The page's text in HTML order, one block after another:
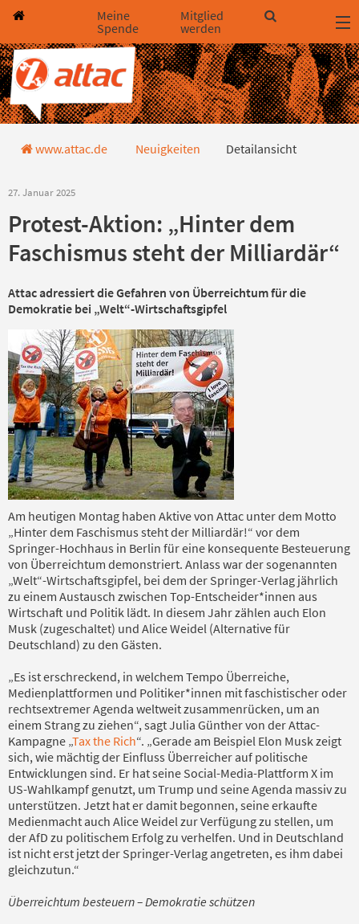
Direkt zum Hauptinhalt springen
Direkt zur Haupt-Navigation springen
Direkt zur Service-Navigation springen
Direkt zur Footer-Navigation springen
Direkt zum Footerinhalt springen
Meine
Spende
Mitglied
werden
Detailansicht
www.attac.de Neuigkeiten Detailansicht
27. Januar 2025
Protest-Aktion: „Hinter dem
Faschismus steht der Milliardär“
Attac adressiert die Gefahren von Überreichtum für die
Demokratie bei „Welt“-Wirtschaftsgipfel
Am heutigen Montag haben Aktive von Attac unter dem Motto
„Hinter dem Faschismus steht der Milliardär!“ vor dem
Springer-Hochhaus in Berlin für eine konsequente Besteuerung
von Überreichtum demonstriert. Anlass war der sogenannten
„Welt“-Wirtschaftsgipfel, bei dem der Springer-Verlag jährlich
zu einem Austausch zwischen Top-Entscheider*innen aus
Wirtschaft und Politik lädt. In diesem Jahr zählen auch Elon
Musk (zugeschaltet) und Alice Weidel (Alternative für
Deutschland) zu den Gästen.
„Es ist erschreckend, in welchem Tempo Überreiche,
Medienplattformen und Politiker*innen mit faschistischer oder
rechtsextremer Agenda weltweit zusammenrücken, um an
einem Strang zu ziehen“, sagt Julia Günther von der Attac-
Kampagne „Tax the Rich“. „Gerade am Beispiel Elon Musk zeigt
sich, wie mächtig der Einfluss Überreicher auf politische
Entwicklungen sind. Er hat seine Social-Media-Plattform X im
US-Wahlkampf genutzt, um Trump und seine Agenda massiv zu
unterstützen. Jetzt hat er damit begonnen, seine erkaufte
Medienmacht auch Alice Weidel zur Verfügung zu stellen, um
der AfD zu politischem Erfolg zu verhelfen. Und in Deutschland
ist nicht erst jetzt der Springer-Verlag angetreten, es ihm dabei
gleichzutun.“
Überreichtum besteuern – Demokratie schützen